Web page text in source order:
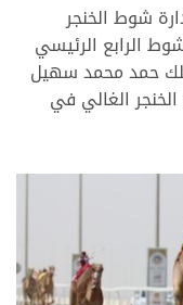
شوط الخنجر
الرابع الرئيسي
حمد محمد سهيل
الغالي في